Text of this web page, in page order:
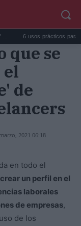
6 usos prácticos para
que se
el
de
2021 06:18
en todo el
un perfil en el
laborales
de empresas,
de los